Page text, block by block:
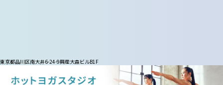
東京都品川区南大井6-24-9興産大森ビルB1F